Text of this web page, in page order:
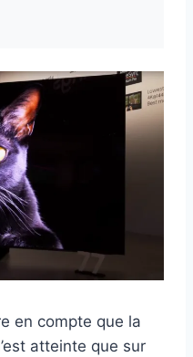
en compte que la
atteinte que sur